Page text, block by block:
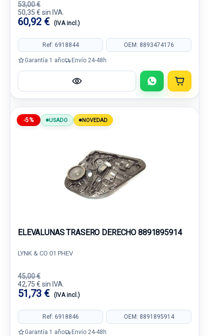
53,00 €
50,35 € sin IVA.
60,92 € (IVA incl.)
Ref: 6918844 OEM: 8893474176
Garantía 1 año Envío 24-48h
-5% USADO NOVEDAD
ELEVALUNAS TRASERO DERECHO 8891895914
LYNK & CO 01 PHEV
45,00 €
42,75 € sin IVA.
51,73 € (IVA incl.)
Ref: 6918846 OEM: 8891895914
Garantía 1 año Envío 24-48h